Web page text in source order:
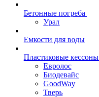
Бетонные погреба
Урал
Емкости для воды
Пластиковые кессоны
Евролос
Биодевайс
GoodWay
Тверь